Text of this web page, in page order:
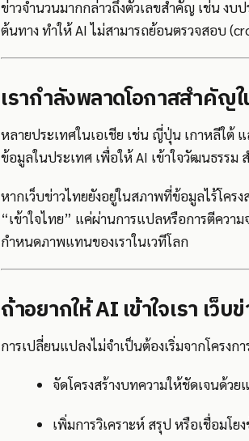
ข่าวจำนวนมากกล่าวถึงตัวเลขสำคัญ เช่น ง
ต้นทาง ทำให้ AI ไม่สามารถย้อนตรวจสอบ
เรากำลังพลาดโอกาสสำคัญ
หลายประเทศในเอเชีย เช่น ญี่ปุ่น เกาหลีใต้
ข้อมูลในประเทศ เพื่อให้ AI เข้าใจวัฒนธรรม
หากเว็บข่าวไทยยังอยู่ในสภาพที่ข้อมูลไร้โค
“เข้าใจไทย” แค่ผ่านการแปลหรือการตีควา
กำหนดภาพแทนของเราในเวทีโลก
ถ้าอยากให้ AI เข้าใจเรา เว็
การเปลี่ยนแปลงไม่จำเป็นต้องเริ่มจากโครง
จัดโครงสร้างบทความให้ชัดเจนด้วย
เพิ่มการวิเคราะห์ สรุป หรือเชื่อมโย